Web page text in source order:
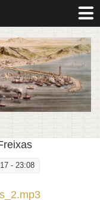
- 23:08